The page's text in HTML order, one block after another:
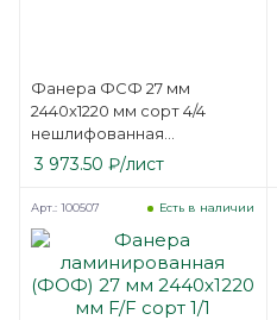
Фанера ФСФ 27 мм
2440х1220 мм сорт 4/4
нешлифованная
березовая
3 973.50 ₽/лист
Есть в наличии
Арт.: 100507